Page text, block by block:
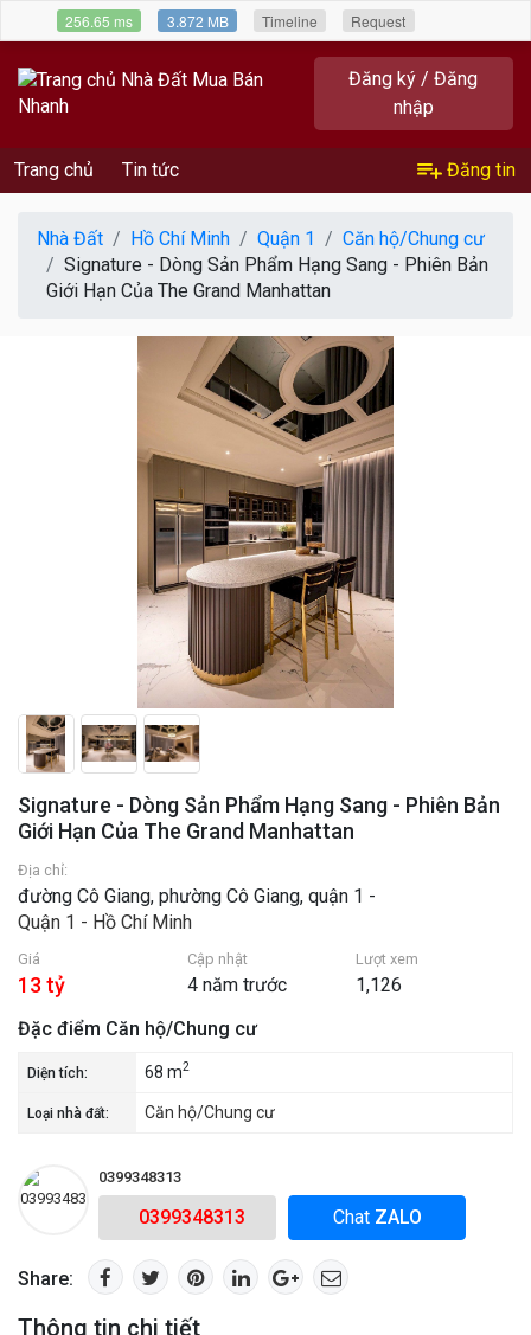
Đăng ký / Đăng
nhập
Trang chủ Tin tức Đăng tin
Nhà Đất Hồ Chí Minh Quận 1
Căn hộ/Chung cư
Signature - Dòng Sản Phẩm Hạng Sang - Phiên Bản
Giới Hạn Của The Grand Manhattan
Signature - Dòng Sản Phẩm Hạng Sang - Phiên Bản
Giới Hạn Của The Grand Manhattan
Địa chỉ:
đường Cô Giang, phường Cô Giang, quận 1 -
Quận 1 - Hồ Chí Minh
Giá
13 tỷ
Cập nhật
4 năm trước
Lượt xem
1,126
Đặc điểm Căn hộ/Chung cư
Diện tích: 68 m2
Loại nhà đất: Căn hộ/Chung cư
0399348313
0399348313 Chat ZALO
Share:
Thông tin chi tiết
256.65 ms 3.872 MB Timeline Request